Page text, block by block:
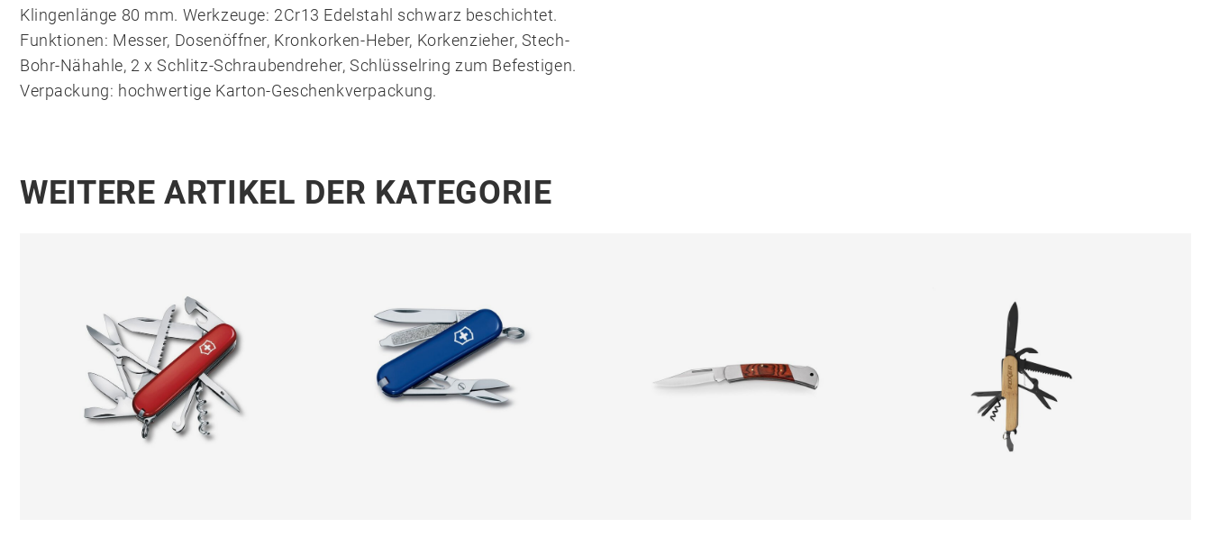
Klingenlänge 80 mm. Werkzeuge: 2Cr13 Edelstahl schwarz beschichtet.
Funktionen: Messer, Dosenöffner, Kronkorken-Heber, Korkenzieher, Stech-
Bohr-Nähahle, 2 x Schlitz-Schraubendreher, Schlüsselring zum Befestigen.
Verpackung: hochwertige Karton-Geschenkverpackung.
WEITERE ARTIKEL DER KATEGORIE